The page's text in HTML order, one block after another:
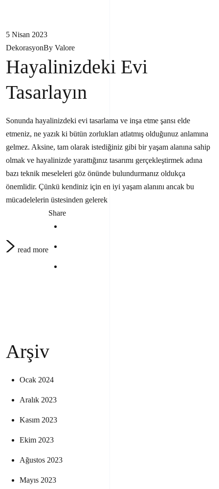
5 Nisan 2023
DekorasyonBy Valore
Hayalinizdeki Evi
Tasarlayın
Sonunda hayalinizdeki evi tasarlama ve inşa etme şansı elde
etmeniz, ne yazık ki bütün zorlukları atlatmış olduğunuz anlamına
gelmez. Aksine, tam olarak istediğiniz gibi bir yaşam alanına sahip
olmak ve hayalinizde yarattığınız tasarımı gerçekleştirmek adına
bazı teknik meseleleri göz önünde bulundurmanız oldukça
önemlidir. Çünkü kendiniz için en iyi yaşam alanını ancak bu
mücadelelerin üstesinden gelerek
read more
Share
Arşiv
Ocak 2024
Aralık 2023
Kasım 2023
Ekim 2023
Ağustos 2023
Mayıs 2023